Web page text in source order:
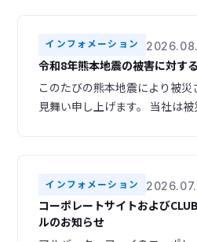
インフォメーション
令和8年熊本地震の被害に対す
このたびの熊本地震により被
見舞い申し上げます。 当社は被災地支援のため、日本
インフォメーション
コーポレートサイトおよび
ルのお知らせ